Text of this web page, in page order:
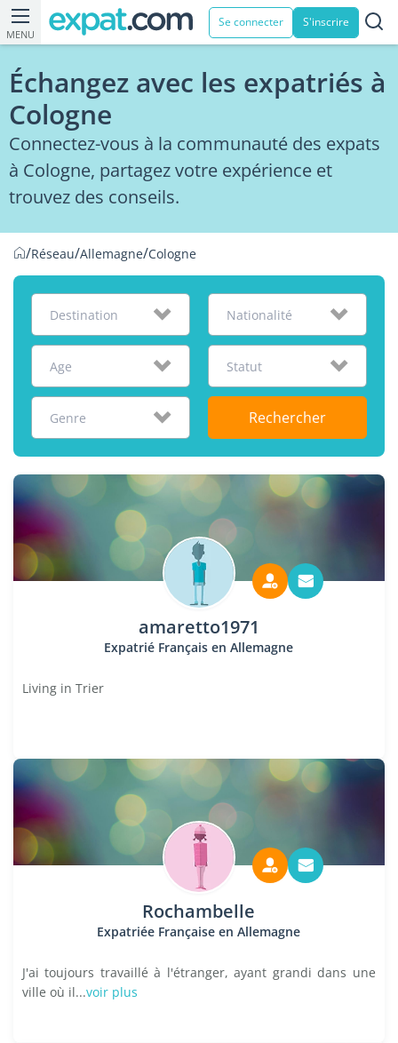
MENU
Se connecter S'inscrire
Échangez avec les expatriés à
Cologne
Connectez-vous à la communauté des expats
à Cologne, partagez votre expérience et
trouvez des conseils.
/Réseau/Allemagne/Cologne
Destination Nationalité
Age Statut
Genre Rechercher
amaretto1971
Expatrié Français en Allemagne
Living in Trier
Rochambelle
Expatriée Française en Allemagne
J'ai toujours travaillé à l'étranger, ayant grandi dans une
ville où il...voir plus